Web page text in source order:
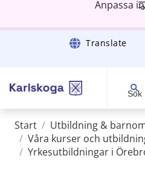
Anpassa
Gå till innehåll Translate
Sök
Start / Utbildning &
/ Våra kurser och
/ Yrkesutbildningar i